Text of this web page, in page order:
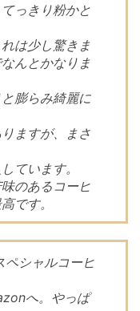
っきり粉かと
は少し驚きま
んとかなりま
膨らみ綺麗に
ますが、まさ
ています。
のあるコーヒ
です。
ペシャルコーヒ
へ。やっぱ